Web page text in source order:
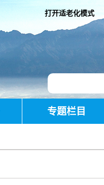
打开适老化模式
专题栏目